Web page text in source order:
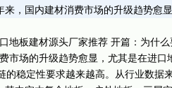
，国内建材消费市场的升级趋势愈
地板建材源头厂家推荐 开篇：为什
市场的升级趋势愈显，尤其是在进口
稳定性要求越来越高。从行业数据